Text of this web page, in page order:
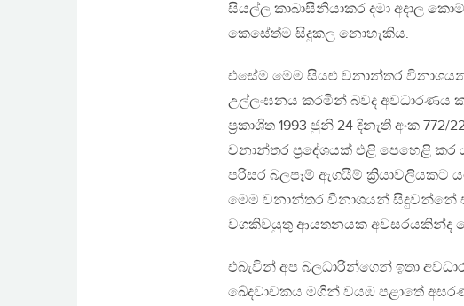
සියල්ල කාබාසිනියාකර දමා අදාල
කෙසේත්ම සිදුකල නොහැකිය.
එසේම මෙම සියළු වනාන්තර
උල්ලංඝනය කරමින් බවද අවධාරණය
ප්‍රකාශිත 1993 ජුනි 24 දිනැති අංක
වනාන්තර ප්‍රදේශයක් එළි පෙහෙළි කර
පරිසර බලපෑම් ඇගයීම් ක්‍රියාවලියකට
මෙම වනාන්තර විනාශයන්
වගකිවයුතු ආයතනයක අවසරයකින්ද
එබැවින් අප බලධාරීන්ගෙන් ඉතා
ඛේදවාචකය මගින් වයඹ පළාතේ